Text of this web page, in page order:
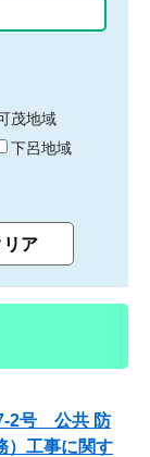
茂地域
下呂地域
2号 公共 防
）工事に関す